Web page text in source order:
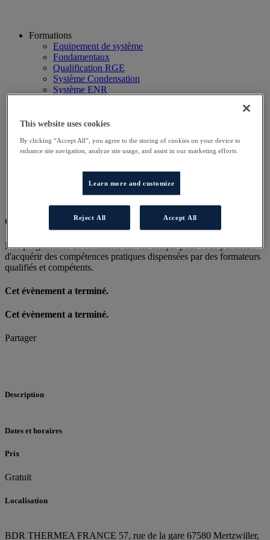
Formations
Equipement de système
Fondamentaux
Qualification RGE
Système Condensation
Système ENR
Webinaire
Hôtels
Planning
Particulier
Professionnel
Cet évènement a terminé.
Nos programmes de formation ont été conçus pour vous permettre
d'acquérir des compétences pratiques dispensées par des formateurs
qualifiés et compétents.
Cet évènement a terminé.
Cet évènement a terminé.
Partager
Description
Dates et horaires
Prix
Gratuit
Localisation
BDR THERMEA FRANCE 57, rue de la gare 67580 Mertzwiller,
This website uses cookies
By clicking “Accept All”, you agree to the storing of cookies on your device to
enhance site navigation, analyze site usage, and assist in our marketing efforts.
Learn more and customize
Reject All Accept All